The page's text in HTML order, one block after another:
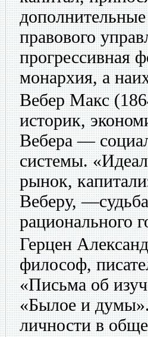
правового
прогрессивная
монархия, а
Вебер Макс
историк,
Вебера —
системы.
рынок,
Веберу,
рационального
Герцен
философ,
«Письма об
«Былое и
личности в